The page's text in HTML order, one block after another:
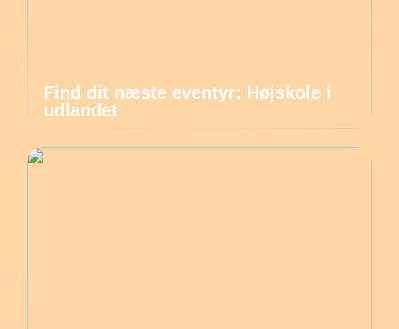
Find dit næste eventyr: Højskole i
udlandet